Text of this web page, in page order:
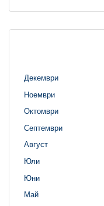
Декември
Ноември
Октомври
Септември
Август
Юли
Юни
Май